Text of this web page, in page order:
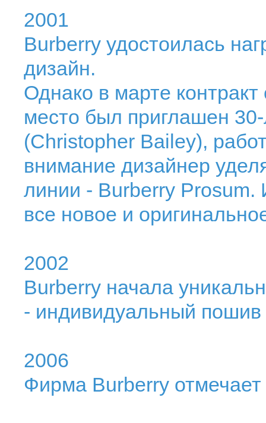
2001
Burberry удостоилась
дизайн.
Однако в марте
место был приглашен
(Christopher Bailey),
внимание дизайнер
линии - Burberry Prosum.
все новое и
2002
Burberry начала
- индивидуальный
2006
Фирма Burberry